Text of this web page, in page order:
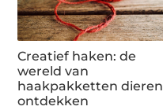
Creatief haken: de
wereld van
haakpakketten dieren
ontdekken